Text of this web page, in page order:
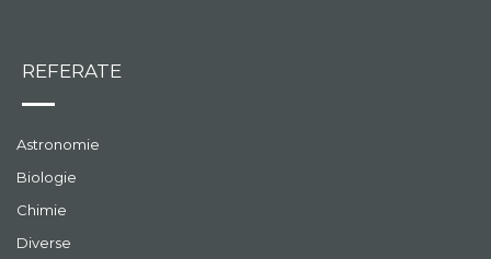
REFERATE
Astronomie
Biologie
Chimie
Diverse